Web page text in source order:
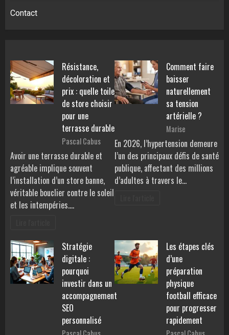
Contact
Résistance,
décoloration et
prix : quelle toile
de store choisir
pour une
terrasse durable
Pascal Cabus
Avoir une terrasse durable et
agréable implique souvent
l’installation d’un store banne,
véritable bouclier contre le soleil
et les intempéries.…
Comment faire
baisser
naturellement
sa tension
artérielle ?
Marise
En 2026, l’hypertension demeure
l’un des principaux défis de santé
publique, affectant des millions
d’adultes à travers le…
Stratégie
digitale :
pourquoi
investir dans un
accompagnement
SEO
personnalisé
Les étapes clés
d’une
préparation
physique
football efficace
pour progresser
rapidement